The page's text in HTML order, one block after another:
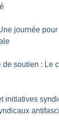
journée
de soutien : Le
initiatives